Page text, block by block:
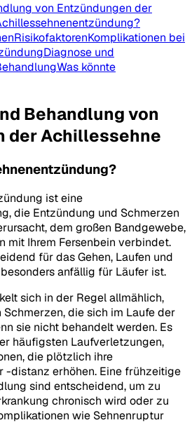
von Entzündungen der
RisikofaktorenKomplikationen bei
Diagnose und
Was könnte
Behandlung von
der Achillessehne
ist eine
die Entzündung und Schmerzen
dem großen Bandgewebe,
mit Ihrem Fersenbein verbindet.
für das Gehen, Laufen und
anfällig für Läufer ist.
sich in der Regel allmählich,
die sich im Laufe der
sie nicht behandelt werden. Es
häufigsten Laufverletzungen,
die plötzlich ihre
-distanz erhöhen. Eine frühzeitige
sind entscheidend, um zu
chronisch wird oder zu
wie Sehnenruptur